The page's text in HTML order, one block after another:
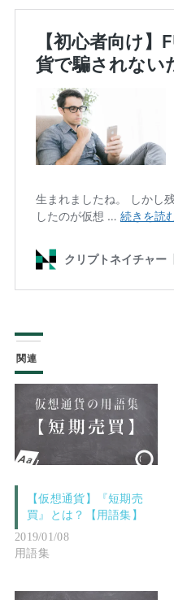
関連
【仮想通貨】『短期売
買』とは？【用語集】
2019/01/08
用語集